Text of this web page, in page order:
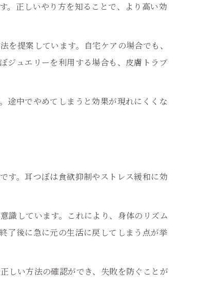
。正しいやり方を知ることで、より高い効
提案しています。自宅ケアの場合でも、
ジュエリーを利用する場合も、皮膚トラブ
途中でやめてしまうと効果が現れにくくな
す。耳つぼは食欲抑制やストレス緩和に効
識しています。これにより、身体のリズム
了後に急に元の生活に戻してしまう点が挙
しい方法の確認ができ、失敗を防ぐことが